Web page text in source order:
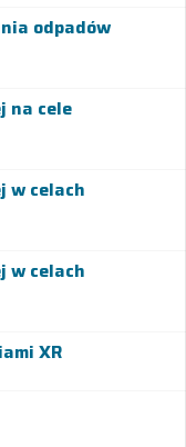
odpadów
na cele
w celach
w celach
XR